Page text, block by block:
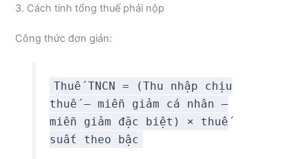
3. Cách tính tổng thuế phải nộp
Công thức đơn giản:
Thuế TNCN = (Thu nhập chịu
thuế – miễn giảm cá nhân –
miễn giảm đặc biệt) × thuế
suất theo bậc